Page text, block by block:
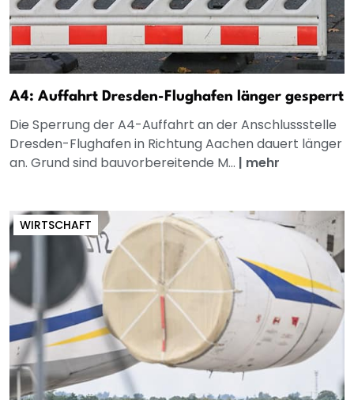
A4: Auffahrt Dresden-Flughafen länger gesperrt
Die Sperrung der A4-Auffahrt an der Anschlussstelle
Dresden-Flughafen in Richtung Aachen dauert länger
an. Grund sind bauvorbereitende M... | mehr
WIRTSCHAFT